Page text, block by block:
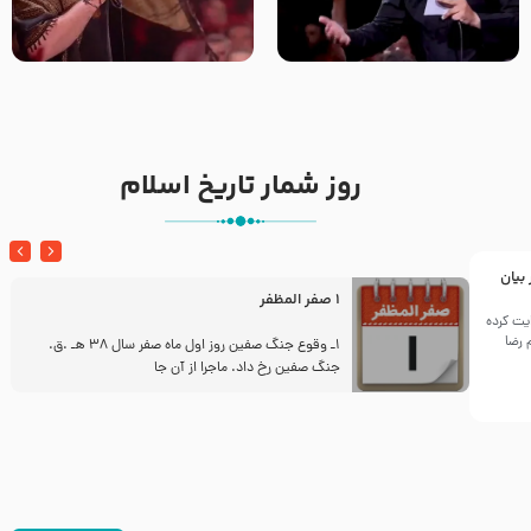
شور ، حسینا! به‌ حق زهرا «أُنْظُرْ
إِلَینا» – عزاداری شب هفتم ماه
جانا جانا ابی عبدالله – کربلایی
جواد مقدم – شب هشتم محرم
کرده
رضا
روز شمار تاریخ اسلام
1 صفر المظفر
1ـ وقوع جنگ صفین روز اول ماه صفر سال 38 هـ .ق.
جنگ صفین رخ داد. ماجرا از آن جا